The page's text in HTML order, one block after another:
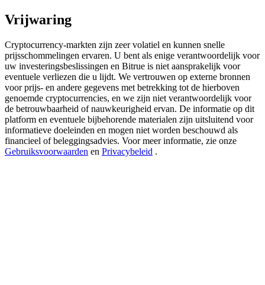
Deposit CASHCAT & Win
Share 500000 CASHCAT prize pool
Exclusive for BitMart Users
Register & Trade to Win 500,000 USDT
Vrijwaring
Cryptocurrency-markten zijn zeer volatiel en kunnen snelle
prijsschommelingen ervaren. U bent als enige verantwoordelijk voor
uw investeringsbeslissingen en Bitrue is niet aansprakelijk voor
eventuele verliezen die u lijdt. We vertrouwen op externe bronnen
voor prijs- en andere gegevens met betrekking tot de hierboven
genoemde cryptocurrencies, en we zijn niet verantwoordelijk voor
de betrouwbaarheid of nauwkeurigheid ervan. De informatie op dit
platform en eventuele bijbehorende materialen zijn uitsluitend voor
informatieve doeleinden en mogen niet worden beschouwd als
financieel of beleggingsadvies. Voor meer informatie, zie onze
Gebruiksvoorwaarden en Privacybeleid .